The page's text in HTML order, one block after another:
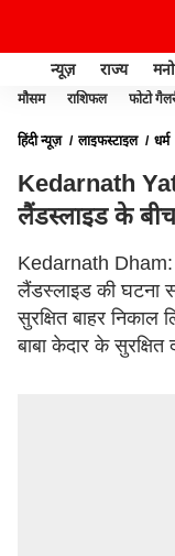
न्यूज़ राज्य
मौसम राशिफल फोटो
हिंदी न्यूज़ लाइफस्टाइल धर्म
Kedarnath
लैंडस्लाइड के
Kedarnath Dham:
लैंडस्लाइड की घटना
सुरक्षित बाहर
बाबा केदार के सुरक्षित